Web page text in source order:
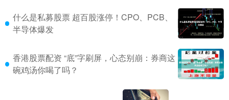
什么是私募股票 超百股涨停！CPO、PCB、
半导体爆发
香港股票配资 “底”字刷屏，心态别崩：券商这
碗鸡汤你喝了吗？